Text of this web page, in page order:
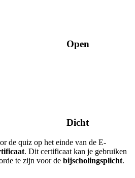
Open
Dicht
de quiz op het einde van de E-
. Dit certificaat kan je gebruiken
te zijn voor de bijscholingsplicht.